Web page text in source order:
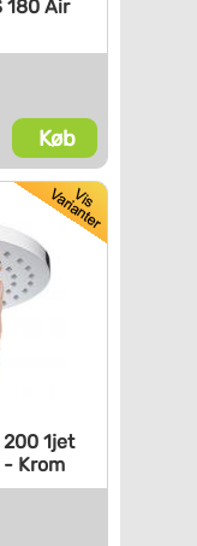
180 Air
Køb
2001jet
- Krom